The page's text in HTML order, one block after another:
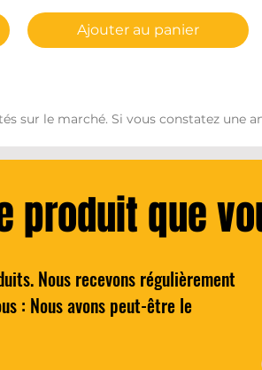
Ajouter au panier
sur le marché. Si vous constatez une
produit que
Nous recevons régulièrement
: Nous avons peut-être le